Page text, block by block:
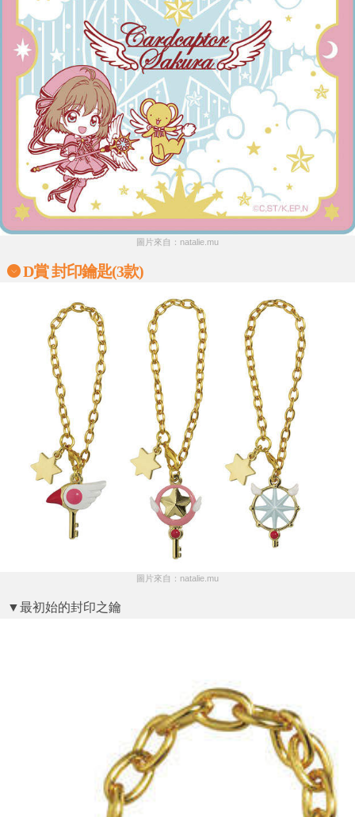
圖片來自：natalie.mu
D賞 封印鑰匙(3款)
圖片來自：natalie.mu
▼最初始的封印之鑰